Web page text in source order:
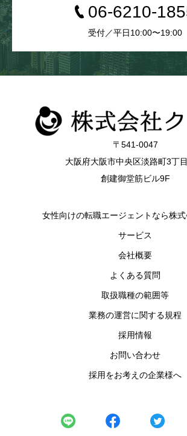
06-6210-
受付／平日10:00〜19:00
〒541-0047
大阪府大阪市中央区淡路町3丁
創建御堂筋ビル9F
女性向けの転職エージェントなら株
サービス
会社概要
よくある質問
取扱職種の範囲等
業務の運営に関する規程
採用情報
お問い合わせ
採用をお考えの企業様へ